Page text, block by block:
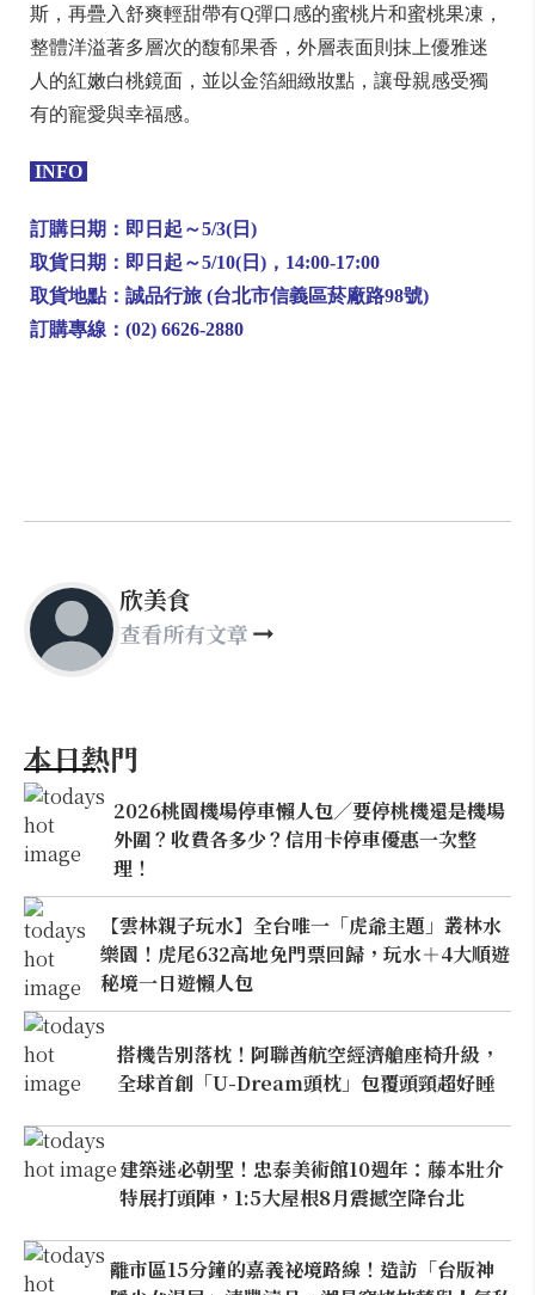
斯，再疊入舒爽輕甜帶有Q彈口感的蜜桃片和蜜桃果凍，
整體洋溢著多層次的馥郁果香，外層表面則抹上優雅迷
人的紅嫩白桃鏡面，並以金箔細緻妝點，讓母親感受獨
有的寵愛與幸福感。
INFO
訂購日期：即日起～5/3(日)
取貨日期：即日起～5/10(日)，14:00-17:00
取貨地點：誠品行旅 (台北市信義區菸廠路98號)
訂購專線：(02) 6626-2880
欣美食
查看所有文章
本日熱門
2026桃園機場停車懶人包／要停桃機還是機場
外圍？收費各多少？信用卡停車優惠一次整
理！
【雲林親子玩水】全台唯一「虎爺主題」叢林水
樂園！虎尾632高地免門票回歸，玩水＋4大順遊
秘境一日遊懶人包
搭機告別落枕！阿聯酋航空經濟艙座椅升級，
全球首創「U-Dream頭枕」包覆頭頸超好睡
建築迷必朝聖！忠泰美術館10週年：藤本壯介
特展打頭陣，1:5大屋根8月震撼空降台北
離市區15分鐘的嘉義祕境路線！造訪「台版神